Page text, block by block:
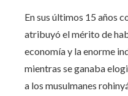
En sus últimos 15 años
atribuyó el mérito de
economía y la enorme
mientras se ganaba
a los musulmanes